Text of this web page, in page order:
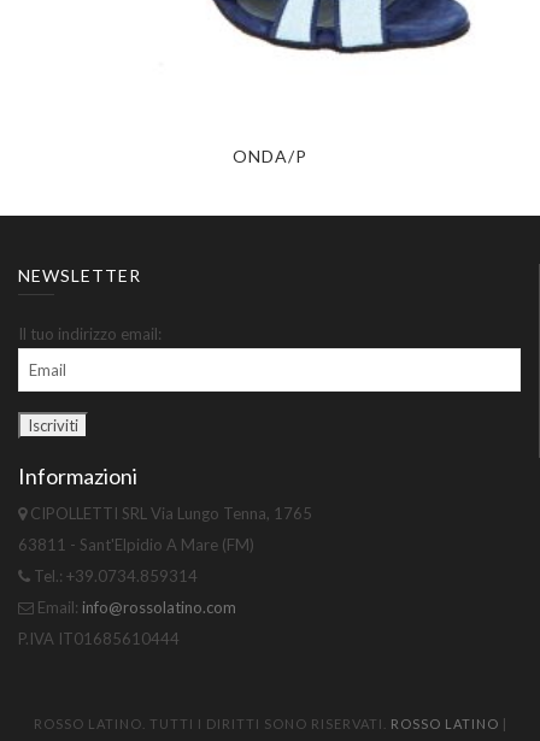
ONDA/P
NEWSLETTER
Il tuo indirizzo email:
Informazioni
CIPOLLETTI SRL Via Lungo Tenna, 1765
63811 - Sant'Elpidio A Mare (FM)
Tel.: +39.0734.859314
Email: info@rossolatino.com
P.IVA IT01685610444
ROSSO LATINO. TUTTI I DIRITTI SONO RISERVATI. ROSSO LATINO